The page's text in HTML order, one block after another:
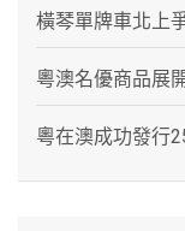
橫琴單牌車北上
粵澳名優商品展
粵在澳成功發行